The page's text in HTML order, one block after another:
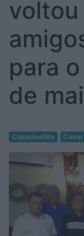
para
de
Columbofilia Cesar